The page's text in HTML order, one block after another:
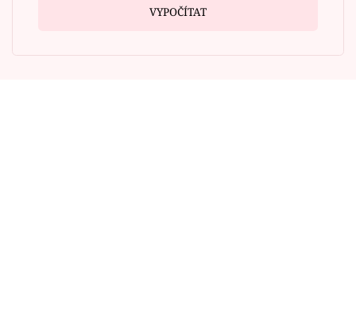
VYPOČÍTAT